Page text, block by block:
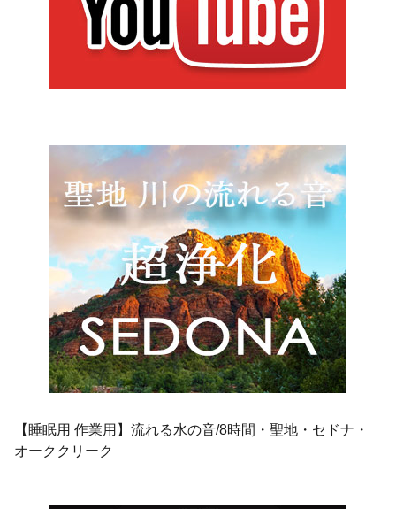
【睡眠用 作業用】流れる水の音/8時間・聖地・セドナ・
オーククリーク